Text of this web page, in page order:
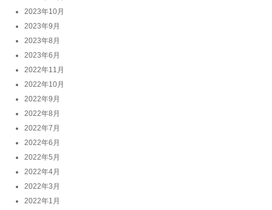
2023年10月
2023年9月
2023年8月
2023年6月
2022年11月
2022年10月
2022年9月
2022年8月
2022年7月
2022年6月
2022年5月
2022年4月
2022年3月
2022年1月